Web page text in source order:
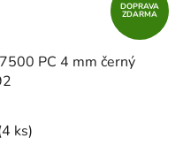
DOPRAVA
ZDARMA
PC 4 mm černý
ks)